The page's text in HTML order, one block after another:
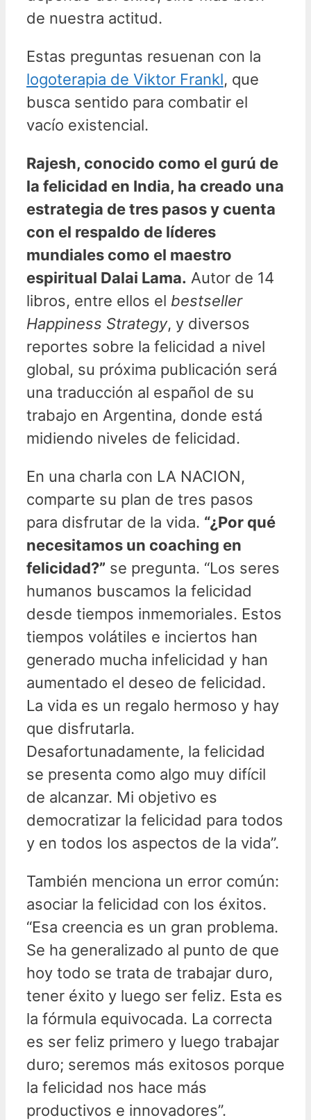
de nuestra actitud.
Estas preguntas resuenan con la
logoterapia de Viktor Frankl, que
busca sentido para combatir el
vacío existencial.
Rajesh, conocido como el gurú de
la felicidad en India, ha creado una
estrategia de tres pasos y cuenta
con el respaldo de líderes
mundiales como el maestro
espiritual Dalai Lama. Autor de 14
libros, entre ellos el bestseller
Happiness Strategy, y diversos
reportes sobre la felicidad a nivel
global, su próxima publicación será
una traducción al español de su
trabajo en Argentina, donde está
midiendo niveles de felicidad.
En una charla con LA NACION,
comparte su plan de tres pasos
para disfrutar de la vida. “¿Por qué
necesitamos un coaching en
felicidad?” se pregunta. “Los seres
humanos buscamos la felicidad
desde tiempos inmemoriales. Estos
tiempos volátiles e inciertos han
generado mucha infelicidad y han
aumentado el deseo de felicidad.
La vida es un regalo hermoso y hay
que disfrutarla.
Desafortunadamente, la felicidad
se presenta como algo muy difícil
de alcanzar. Mi objetivo es
democratizar la felicidad para todos
y en todos los aspectos de la vida”.
También menciona un error común:
asociar la felicidad con los éxitos.
“Esa creencia es un gran problema.
Se ha generalizado al punto de que
hoy todo se trata de trabajar duro,
tener éxito y luego ser feliz. Esta es
la fórmula equivocada. La correcta
es ser feliz primero y luego trabajar
duro; seremos más exitosos porque
la felicidad nos hace más
productivos e innovadores”.